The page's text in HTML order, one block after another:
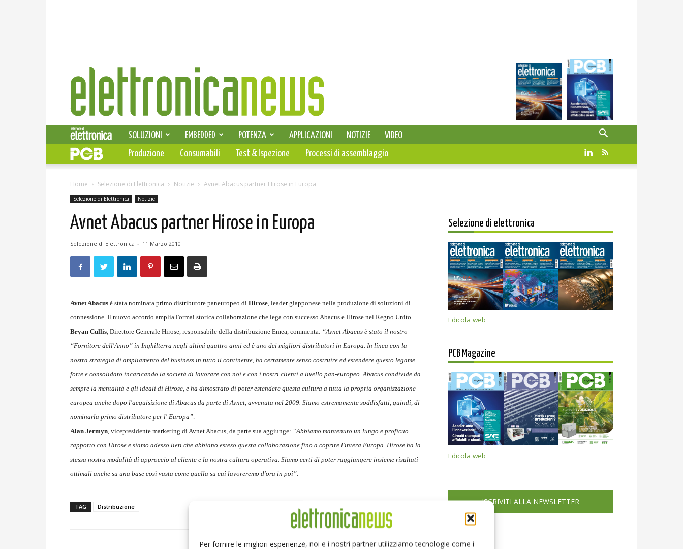
Per fornire le migliori esperienze, noi e i nostri partner utilizziamo tecnologie come i
Elettronica
News
SELEZIONE DI ELETTRONICA
SOLUZIONI EMBEDDED POTENZA APPLICAZIONI NOTIZIE
VIDEO
PCB
Produzione Consumabili Test & Ispezione Processi di assemblaggio
Home Selezione di Elettronica Notizie Avnet Abacus partner Hirose in Europa
Selezione di Elettronica Notizie
Avnet Abacus partner Hirose in Europa
Selezione di Elettronica - 11 Marzo 2010
Avnet Abacus è stata nominata primo distributore paneuropeo di Hirose, leader giapponese nella produzione di soluzioni di
connessione. Il nuovo accordo amplia l'ormai storica collaborazione che lega con successo Abacus e Hirose nel Regno Unito.
Bryan Cullis, Direttore Generale Hirose, responsabile della distribuzione Emea, commenta: “Avnet Abacus è stato il nostro
“Fornitore dell'Anno” in Inghilterra negli ultimi quattro anni ed è uno dei migliori distributori in Europa. In linea con la
nostra strategia di ampliamento del business in tutto il continente, ha certamente senso costruire ed estendere questo legame
forte e consolidato incaricando la società di lavorare con noi e con i nostri clienti a livello pan-europeo. Abacus condivide da
sempre la mentalità e gli ideali di Hirose, e ha dimostrato di poter estendere questa cultura a tutta la propria organizzazione
europea anche dopo l'acquisizione di Abacus da parte di Avnet, avvenuta nel 2009. Siamo estremamente soddisfatti, quindi, di
nominarla primo distributore per l' Europa”.
Alan Jermyn, vicepresidente marketing di Avnet Abacus, da parte sua aggiunge: “Abbiamo mantenuto un lungo e proficuo
rapporto con Hirose e siamo adesso lieti che abbiano esteso questa collaborazione fino a coprire l'intera Europa. Hirose ha la
stessa nostra modalità di approccio al cliente e la nostra cultura operativa. Siamo certi di poter raggiungere insieme risultati
ottimali anche su una base così vasta come quella su cui lavoreremo d'ora in poi”.
TAG Distribuzione
Selezione di elettronica
Edicola web
PCB Magazine
Edicola web
ISCRIVITI ALLA NEWSLETTER